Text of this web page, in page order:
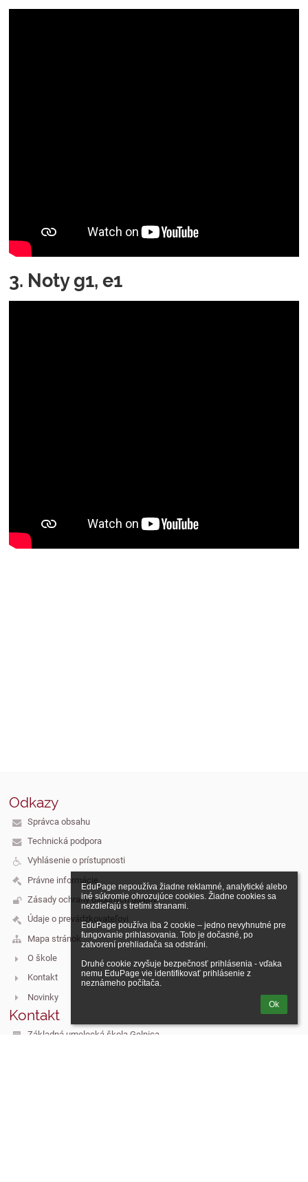
EduPage nepoužíva žiadne reklamné, analytické alebo
iné súkromie ohrozujúce cookies. Žiadne cookies sa
nezdieľajú s tretími stranami.
EduPage používa iba 2 cookie – jedno nevyhnutné pre
fungovanie prihlasovania. Toto je dočasné, po
zatvorení prehliadača sa odstráni.
Druhé cookie zvyšuje bezpečnosť prihlásenia - vďaka
nemu EduPage vie identifikovať prihlásenie z
neznámeho počítača.
Ok
3. Noty g1, e1
Odkazy
Správca obsahu
Technická podpora
Vyhlásenie o prístupnosti
Právne informácie
Zásady ochrany osobných údajov
Údaje o prevádzkovateľovi
Mapa stránok
O škole
Kontakt
Novinky
Kontakt
Základná umelecká škola Gelnica